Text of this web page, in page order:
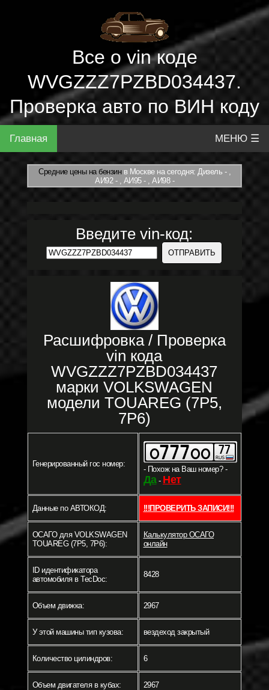
Все о vin коде
WVGZZZ7PZBD034437.
Проверка авто по ВИН коду
Главная МЕНЮ ☰
Средние цены на бензинв Москве на сегодня: Дизель - ,
АИ92 - , АИ95 - , АИ98 -
Введите vin-код:
Расшифровка / Проверка
vin кода
WVGZZZ7PZBD034437
марки VOLKSWAGEN
модели TOUAREG (7P5,
7P6)
Генерированный гос номер:
- Похож на Ваш номер? -
Да- Нет
Данные по АВТОКОД: !!!ПРОВЕРИТЬ ЗАПИСИ!!!
ОСАГО для VOLKSWAGEN
TOUAREG (7P5, 7P6):
Калькулятор ОСАГО
онлайн
ID идентификатора
автомобиля в TecDoc:
8428
Объем движка: 2967
У этой машины тип кузова: вездеход закрытый
Количество цилиндров: 6
Объем двигателя в кубах: 2967